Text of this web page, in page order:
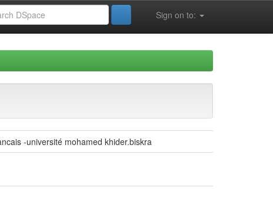
Sign on to:
-université mohamed khider.biskra